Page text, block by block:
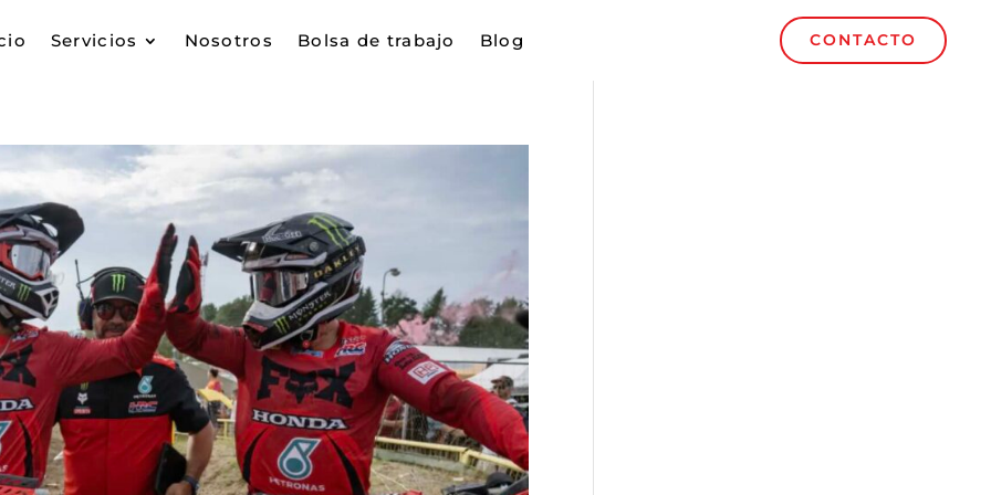
Servicios Nosotros Bolsa de trabajo Blog CONTACTO